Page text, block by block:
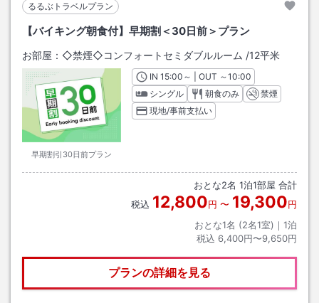
るるぶトラベルプラン
【バイキング朝食付】早期割＜30日前＞プラン
お部屋： ◇禁煙◇コンフォートセミダブルルーム /12平米
早期割引30日前プラン
INチェックイン
15:00 ～ | OUT チェックアウト
～10:00
シングル
朝食のみ
禁煙
現地/事前支払い
おとな2名 1泊1部屋 合計
税込 12,800円 〜 19,300円
おとな1名 (2名1室)｜ 1泊
税込 6,400円〜9,650円
プランの詳細を見る